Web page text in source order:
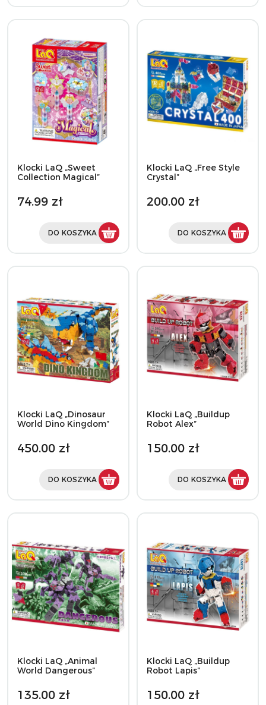
Klocki LaQ „Sweet
Collection Magical”
74.99 zł
DO KOSZYKA
Klocki LaQ „Free Style
Crystal”
200.00 zł
DO KOSZYKA
Klocki LaQ „Dinosaur
World Dino Kingdom”
450.00 zł
DO KOSZYKA
Klocki LaQ „Buildup
Robot Alex”
150.00 zł
DO KOSZYKA
Klocki LaQ „Animal
World Dangerous”
135.00 zł
Klocki LaQ „Buildup
Robot Lapis”
150.00 zł